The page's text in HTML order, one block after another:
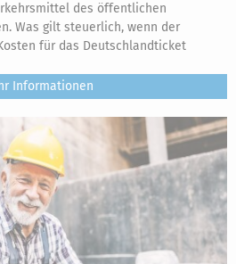
des öffentlichen
Was gilt steuerlich, wenn der
für das Deutschlandticket